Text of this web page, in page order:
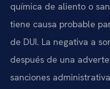
química de aliento o
tiene causa probable
de DUI. La negativa a
después de una
sanciones